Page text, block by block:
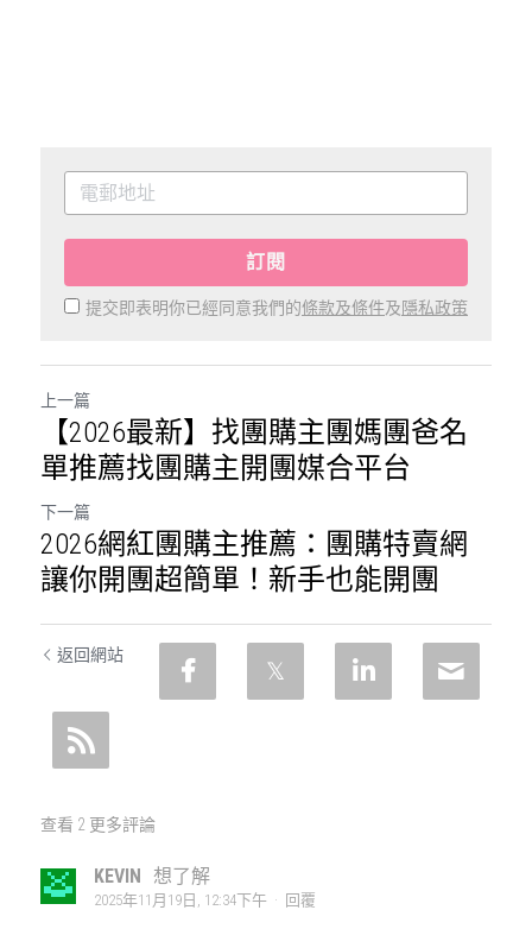
訂閱
提交即表明你已經同意我們的條款及條件及隱私政策
上一篇
【2026最新】找團購主團媽團爸名
單推薦找團購主開團媒合平台
下一篇
2026網紅團購主推薦：團購特賣網
讓你開團超簡單！新手也能開團
返回網站
查看 2 更多評論
KEVIN 想了解
2025年11月19日, 12:34下午 · 回覆